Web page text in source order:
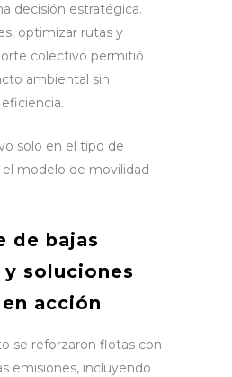
decisión estratégica.
optimizar rutas y
colectivo permitió
ambiental sin
solo en el tipo de
modelo de movilidad
de bajas
soluciones
acción
se reforzaron flotas con
emisiones, incluyendo